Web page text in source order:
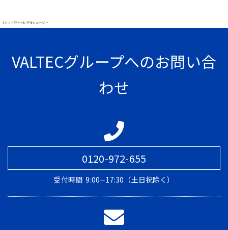
#ネットワークビデオレコーダー
VALTECグループへのお問い合
わせ
0120-972-655
受付時間 9:00∼17:30（土日祝除く）